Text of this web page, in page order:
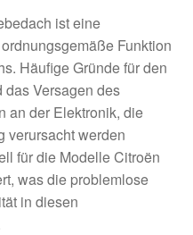
ist eine
Funktion
Häufige Gründe für den
Versagen des
an der Elektronik, die
verursacht werden
für die Modelle Citroën
was die problemlose
in diesen